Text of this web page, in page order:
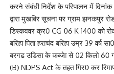
करने संबंधी निर्देश के परिपालन में
द्वारा मुखबिर सूचना पर ग्राम झनकपुर
डिस्कववर क्र0 CG 06 K 1400 को
बरिहा पिता हराचंद बरिहा उम्र 39 वर्ष
बरगढ उडिसा के कब्जेा से 02 किलो 60
(B) NDPS Act के तहत गिर0 कर